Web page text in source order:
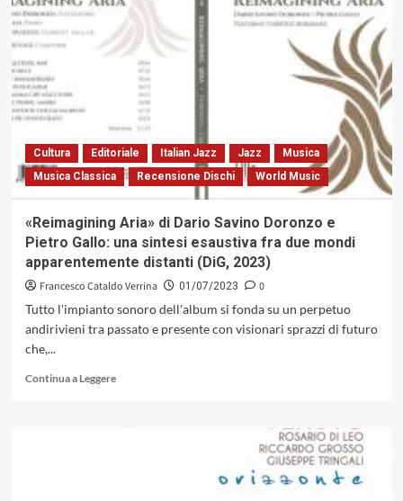
sono
un
Albero»
Daniele
Malvisi,
lavoro
ben
piantato
nell’hums
jazzistico
Cultura Editoriale Italian Jazz Jazz
Musica
Musica Classica
Recensione Dischi World Music
«Reimagining Aria» di Dario Savino Doronzo e
Pietro Gallo: una sintesi esaustiva fra due mondi
apparentemente distanti (DiG, 2023)
Francesco Cataldo Verrina 01/07/2023
0
Tutto l'impianto sonoro dell'album si fonda su un perpetuo
andirivieni tra passato e presente con visionari sprazzi di futuro
che,...
Continua a LeggereLeggi